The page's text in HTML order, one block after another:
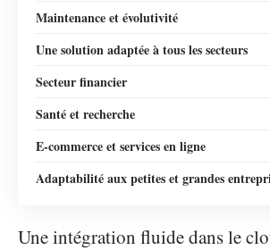
Maintenance et évolutivité
Une solution adaptée à tous les secteurs
Secteur financier
Santé et recherche
E-commerce et services en ligne
Adaptabilité aux petites et grandes
Une intégration fluide dans le